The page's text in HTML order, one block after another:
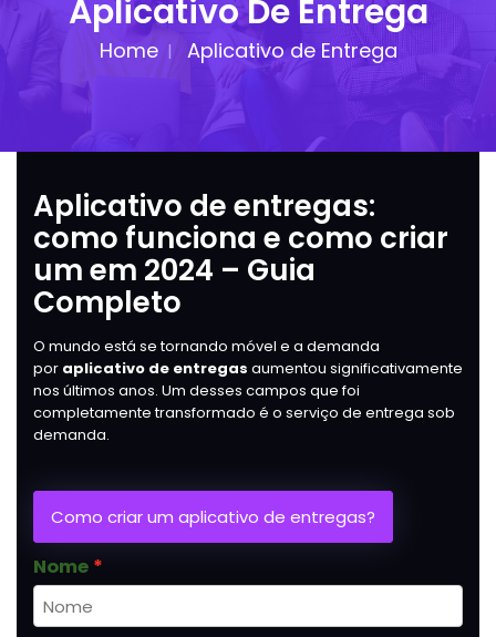
Aplicativo De Entrega
Home Aplicativo de Entrega
Aplicativo de entregas:
como funciona e como criar
um em 2024 – Guia
Completo
O mundo está se tornando móvel e a demanda
por aplicativo de entregas aumentou significativamente
nos últimos anos. Um desses campos que foi
completamente transformado é o serviço de entrega sob
demanda.
Como criar um aplicativo de entregas?
Nome